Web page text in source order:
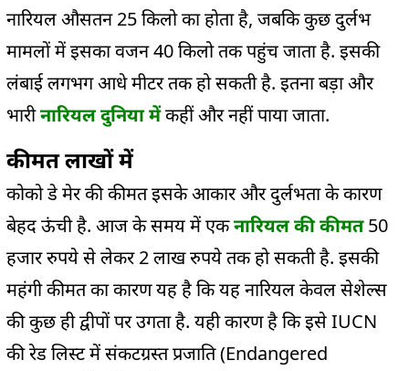
नारियल औसतन 25 किलो का होता है, जबकि कुछ दुर्लभ
मामलों में इसका वजन 40 किलो तक पहुंच जाता है. इसकी
लंबाई लगभग आधे मीटर तक हो सकती है. इतना बड़ा और
भारीनारियल दुनिया मेंकहीं और नहीं पाया जाता.
कीमत लाखों में
कोको डे मेर की कीमत इसके आकार और दुर्लभता के कारण
बेहद ऊंची है. आज के समय में एकनारियल की कीमत50
हजार रुपये से लेकर 2 लाख रुपये तक हो सकती है. इसकी
महंगी कीमत का कारण यह है कि यह नारियल केवल सेशेल्स
की कुछ ही द्वीपों पर उगता है. यही कारण है कि इसे IUCN
की रेड लिस्ट में संकटग्रस्त प्रजाति (Endangered